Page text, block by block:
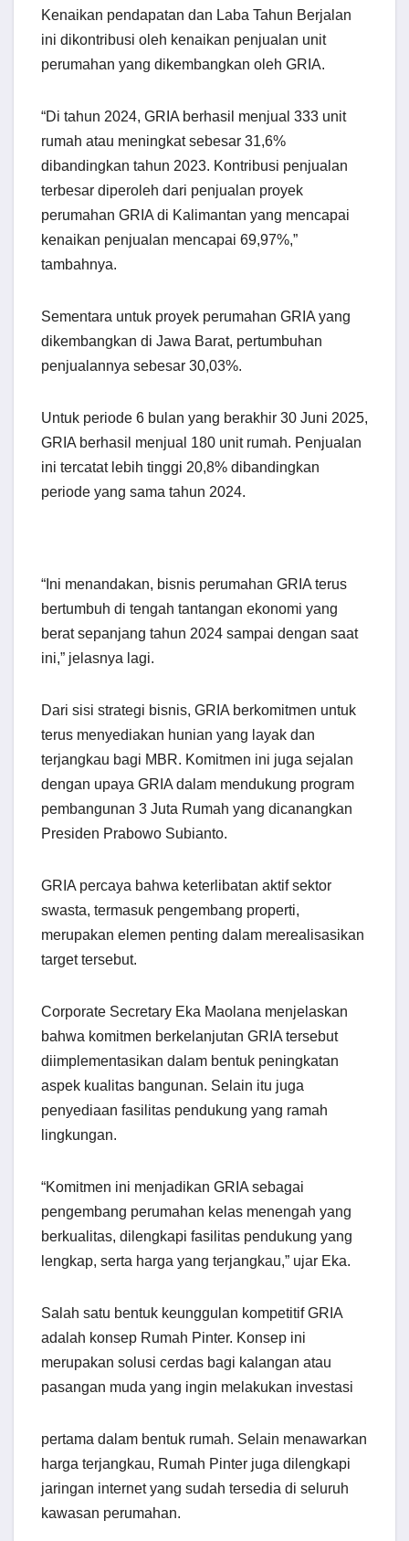
Kenaikan pendapatan dan Laba Tahun Berjalan
ini dikontribusi oleh kenaikan penjualan unit
perumahan yang dikembangkan oleh GRIA.
“Di tahun 2024, GRIA berhasil menjual 333 unit
rumah atau meningkat sebesar 31,6%
dibandingkan tahun 2023. Kontribusi penjualan
terbesar diperoleh dari penjualan proyek
perumahan GRIA di Kalimantan yang mencapai
kenaikan penjualan mencapai 69,97%,”
tambahnya.
Sementara untuk proyek perumahan GRIA yang
dikembangkan di Jawa Barat, pertumbuhan
penjualannya sebesar 30,03%.
Untuk periode 6 bulan yang berakhir 30 Juni 2025,
GRIA berhasil menjual 180 unit rumah. Penjualan
ini tercatat lebih tinggi 20,8% dibandingkan
periode yang sama tahun 2024.
“Ini menandakan, bisnis perumahan GRIA terus
bertumbuh di tengah tantangan ekonomi yang
berat sepanjang tahun 2024 sampai dengan saat
ini,” jelasnya lagi.
Dari sisi strategi bisnis, GRIA berkomitmen untuk
terus menyediakan hunian yang layak dan
terjangkau bagi MBR. Komitmen ini juga sejalan
dengan upaya GRIA dalam mendukung program
pembangunan 3 Juta Rumah yang dicanangkan
Presiden Prabowo Subianto.
GRIA percaya bahwa keterlibatan aktif sektor
swasta, termasuk pengembang properti,
merupakan elemen penting dalam merealisasikan
target tersebut.
Corporate Secretary Eka Maolana menjelaskan
bahwa komitmen berkelanjutan GRIA tersebut
diimplementasikan dalam bentuk peningkatan
aspek kualitas bangunan. Selain itu juga
penyediaan fasilitas pendukung yang ramah
lingkungan.
“Komitmen ini menjadikan GRIA sebagai
pengembang perumahan kelas menengah yang
berkualitas, dilengkapi fasilitas pendukung yang
lengkap, serta harga yang terjangkau,” ujar Eka.
Salah satu bentuk keunggulan kompetitif GRIA
adalah konsep Rumah Pinter. Konsep ini
merupakan solusi cerdas bagi kalangan atau
pasangan muda yang ingin melakukan investasi
pertama dalam bentuk rumah. Selain menawarkan
harga terjangkau, Rumah Pinter juga dilengkapi
jaringan internet yang sudah tersedia di seluruh
kawasan perumahan.